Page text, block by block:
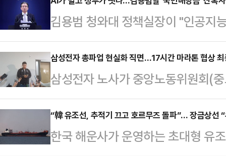
이 JTBC의뢰로 지난 5~6일 무선
서 추 후보는 41%, 김 후보는 40%
관 입소스가…
고백을 거절할 경우를 대비한 훈련'
있다.영상 속 남성들은 샌드백을 때
기를 카메라에 겨누는 모습 등을 보
3월 8일 전후로 빠르게 확산된 것
장에서 고백을 거절…
김용범 청와대 정책실장이 "인공지
의 결과가 아니다"라며 기업 초과
바 '국민배당금' 제도를 언급해 파
주의 배급 경제"라고 강하게 비판
검토와 무관한 개인 의견"이라고
은 전날 밤 자신의 페이스북에 "AI
적 호황을 만들고, 그것이 역대급
삼성전자 총파업 현실화 직면…17시간 마라톤 협상
삼성전자 노사가 중앙노동위원회(
실패하면서 오는 21일 총파업이 현
관심이 쏠린다.13일 고용노동부에
이틀간 세종시 중노위에서 사후조
“韓 유조선, 추적기 끄고 호르무즈 돌파”… 장금상선
한국 해운사가 운영하는 초대형 유